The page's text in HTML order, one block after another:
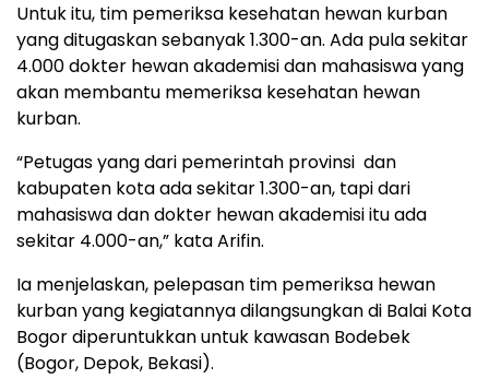
Untuk itu, tim pemeriksa kesehatan hewan kurban
yang ditugaskan sebanyak 1.300-an. Ada pula sekitar
4.000 dokter hewan akademisi dan mahasiswa yang
akan membantu memeriksa kesehatan hewan
kurban.
“Petugas yang dari pemerintah provinsi dan
kabupaten kota ada sekitar 1.300-an, tapi dari
mahasiswa dan dokter hewan akademisi itu ada
sekitar 4.000-an,” kata Arifin.
Ia menjelaskan, pelepasan tim pemeriksa hewan
kurban yang kegiatannya dilangsungkan di Balai Kota
Bogor diperuntukkan untuk kawasan Bodebek
(Bogor, Depok, Bekasi).